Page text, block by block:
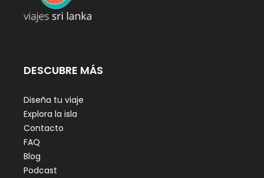
DESCUBRE MÁS
Diseña tu viaje
Explora la isla
Contacto
FAQ
Blog
Podcast